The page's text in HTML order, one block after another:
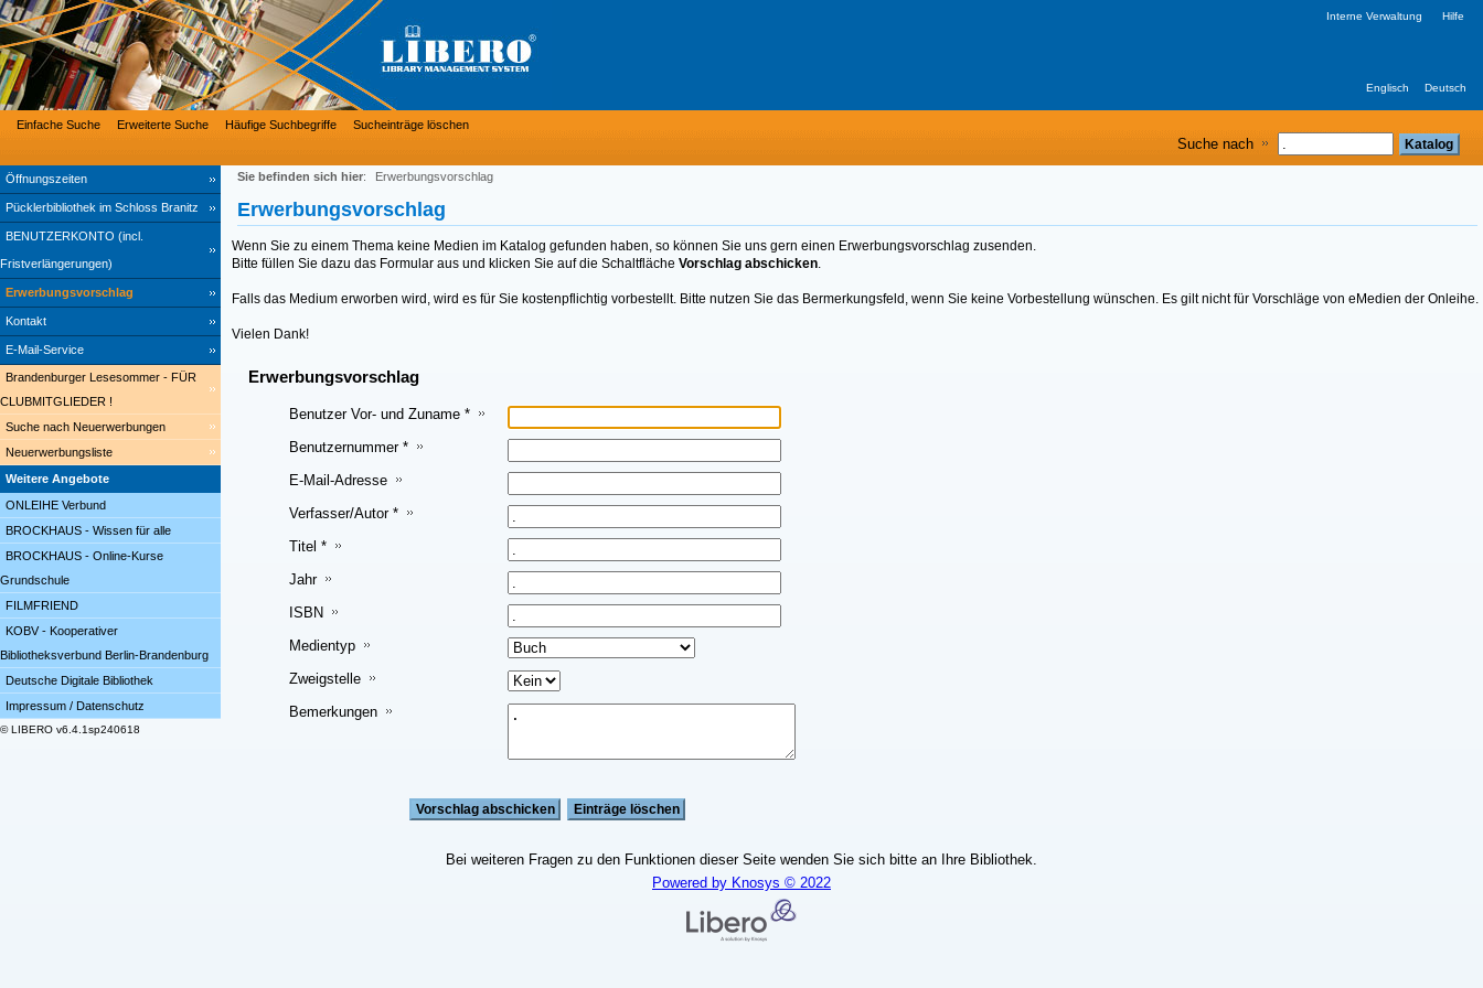
Öffnungszeiten
Pücklerbibliothek im Schloss Branitz
BENUTZERKONTO (incl.
Fristverlängerungen)
Erwerbungsvorschlag
Kontakt
E-Mail-Service
Einfache Suche Erweiterte Suche Häufige Suchbegriffe Sucheinträge löschen
Interne Verwaltung Hilfe
Englisch Deutsch
Brandenburger Lesesommer - FÜR
CLUBMITGLIEDER !
Suche nach Neuerwerbungen
Neuerwerbungsliste
Weitere Angebote
ONLEIHE Verbund
BROCKHAUS - Wissen für alle
BROCKHAUS - Online-Kurse
Grundschule
FILMFRIEND
KOBV - Kooperativer
Bibliotheksverbund Berlin-Brandenburg
Deutsche Digitale Bibliothek
Impressum / Datenschutz
© LIBERO v6.4.1sp240618
Sie befinden sich hier: Erwerbungsvorschlag
Erwerbungsvorschlag
Wenn Sie zu einem Thema keine Medien im Katalog gefunden haben, so können Sie uns gern einen Erwerbungsvorschlag zusenden.
Bitte füllen Sie dazu das Formular aus und klicken Sie auf die Schaltfläche Vorschlag abschicken.
Falls das Medium erworben wird, wird es für Sie kostenpflichtig vorbestellt. Bitte nutzen Sie das Bermerkungsfeld, wenn Sie keine Vorbestellung wünschen. Es gilt nicht für Vorschläge von eMedien der Onleihe.
Vielen Dank!
Erwerbungsvorschlag
Benutzer Vor- und Zuname *
Benutzernummer *
E-Mail-Adresse
Verfasser/Autor *
Titel *
Jahr
ISBN
Medientyp
Zweigstelle
Bemerkungen
Bei weiteren Fragen zu den Funktionen dieser Seite wenden Sie sich bitte an Ihre Bibliothek.
Powered by Knosys © 2022
Suche nach